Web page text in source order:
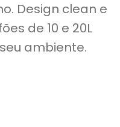
Design clean e
de 10 e 20L
ambiente.